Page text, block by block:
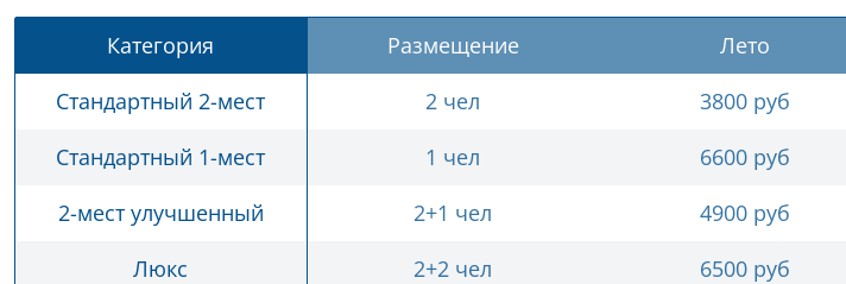
Категория Размещение Лето
Стандартный 2-мест
2 чел 3800 руб
Стандартный 1-мест
1 чел 6600 руб
2-мест улучшенный
2+1 чел 4900 руб
Люкс
2+2 чел 6500 руб